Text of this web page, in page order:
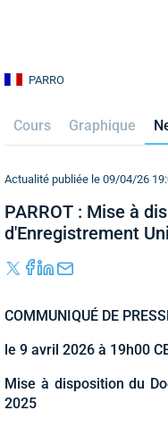
PARRO
Cours Graphique
Actualité publiée le 09/04/26
PARROT : Mise à
d'Enregistrement
COMMUNIQUÉ DE
le 9 avril 2026 à 19h00
Mise à disposition du
2025